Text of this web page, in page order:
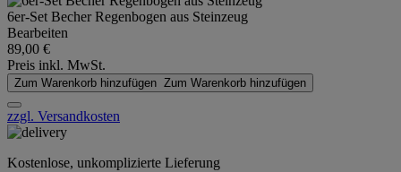
6er-Set Becher Regenbogen aus Steinzeug
Bearbeiten
89,00 €
Preis inkl. MwSt.
Zum Warenkorb hinzufügen Zum Warenkorb hinzufügen
zzgl. Versandkosten
Kostenlose, unkomplizierte Lieferung